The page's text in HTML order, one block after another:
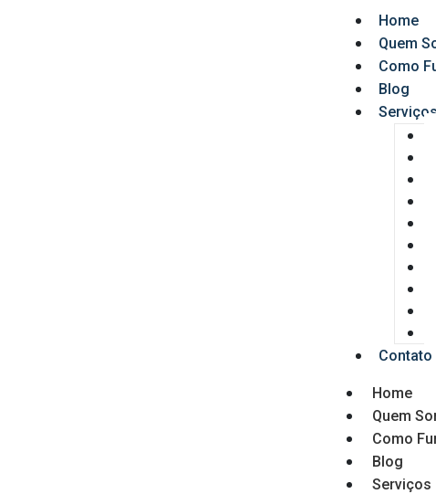
Home
Quem
Como
Blog
Serviços
Contato
Home
Quem
Como
Blog
Serviços